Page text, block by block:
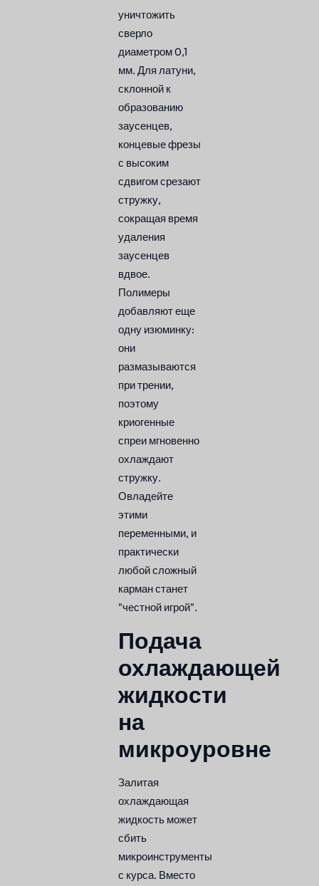
уничтожить
сверло
диаметром 0,1
мм. Для латуни,
склонной к
образованию
заусенцев,
концевые фрезы
с высоким
сдвигом срезают
стружку,
сокращая время
удаления
заусенцев
вдвое.
Полимеры
добавляют еще
одну изюминку:
они
размазываются
при трении,
поэтому
криогенные
спреи мгновенно
охлаждают
стружку.
Овладейте
этими
переменными, и
практически
любой сложный
карман станет
"честной игрой".
Подача
охлаждающей
жидкости
на
микроуровне
Залитая
охлаждающая
жидкость может
сбить
микроинструменты
с курса. Вместо